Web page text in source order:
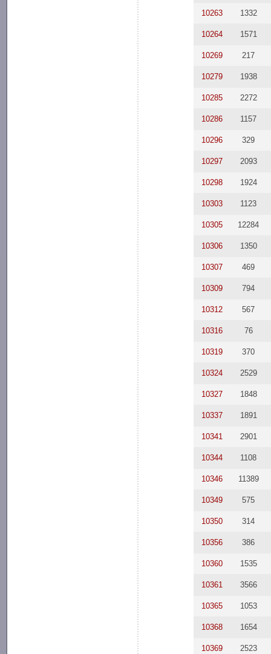
10263 1332
10264 1571
10269 217
10279 1938
10285 2272
10286 1157
10296 329
10297 2093
10298 1924
10303 1123
10305 12284
10306 1350
10307 469
10309 794
10312 567
10316 76
10319 370
10324 2529
10327 1848
10337 1891
10341 2901
10344 1108
10346 11389
10349 575
10350 314
10356 386
10360 1535
10361 3566
10365 1053
10368 1654
10369 2523